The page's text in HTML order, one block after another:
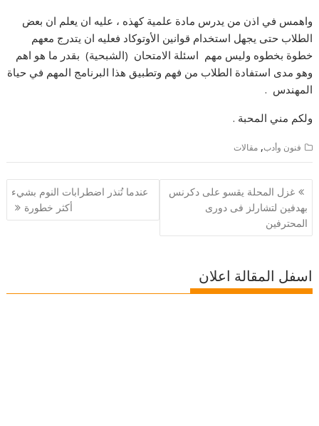
واهمس في اذن من يدرس مادة علمية كهذه ، عليه ان يعلم ان بعض
الطلاب حتى يجهل استخدام قوانين الأوتوكاد فعليه ان يتدرج معهم
خطوة بخطوه وليس مهم اسئلة الامتحان (الشبحية) بقدر ما هو اهم
وهو مدى استفادة الطلاب من فهم وتطبيق هذا البرنامج المهم في حياة
المهندس .
ولكم مني المحبة .
فنون وأدب,مقالات
تصفّح
المقالات
غزل المحلة يقسو على دكرنس
بهدفين لتشارلز فى دورى
المحترفين
عندما تُنذر اضطرابات النوم بشيء
أكثر خطورة
اسفل المقالة اعلان